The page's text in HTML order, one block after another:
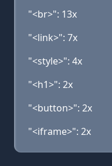
"<br>": 13x
"<link>": 7x
"<style>": 4x
"<h1>": 2x
"<button>": 2x
"<iframe>": 2x